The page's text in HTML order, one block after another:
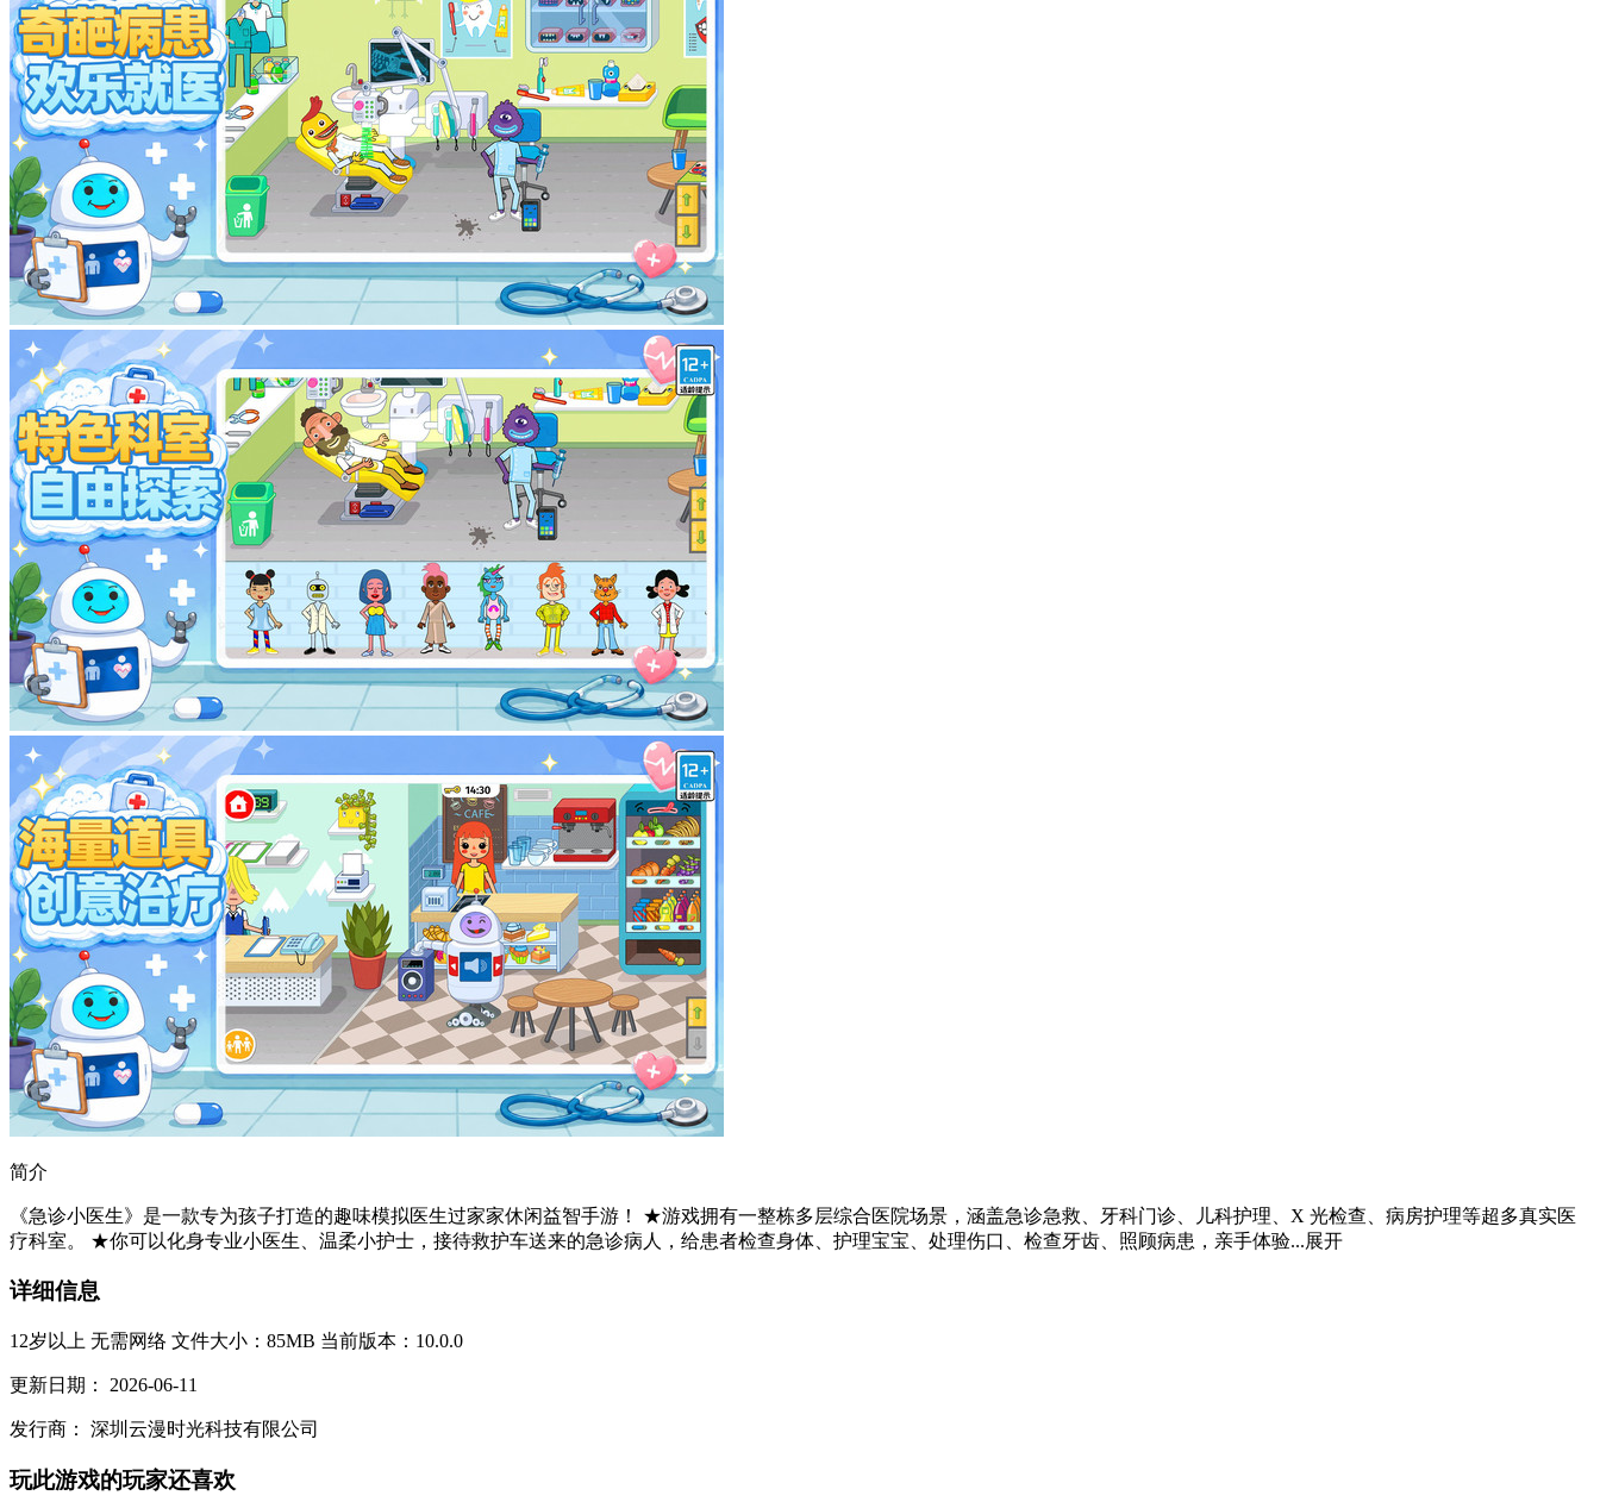
简介
《急诊小医生》是一款专为孩子打造的趣味模拟医生过家家休闲益智手游！ ★游戏拥有一整栋多层综合医院场景，涵盖急诊急救、牙科门诊、儿科护理、X 光检查、病房护理等超多真实医
疗科室。 ★你可以化身专业小医生、温柔小护士，接待救护车送来的急诊病人，给患者检查身体、护理宝宝、处理伤口、检查牙齿、照顾病患，亲手体验...展开
详细信息
12岁以上 无需网络 文件大小：85MB 当前版本：10.0.0
更新日期： 2026-06-11
发行商： 深圳云漫时光科技有限公司
玩此游戏的玩家还喜欢